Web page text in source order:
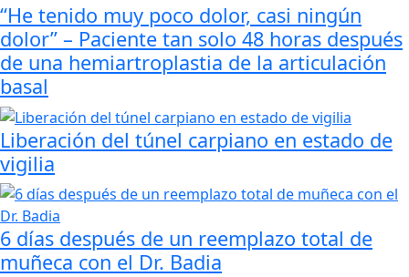
“He tenido muy poco dolor, casi ningún
dolor” – Paciente tan solo 48 horas después
de una hemiartroplastia de la articulación
basal
Liberación del túnel carpiano en estado de
vigilia
6 días después de un reemplazo total de
muñeca con el Dr. Badia